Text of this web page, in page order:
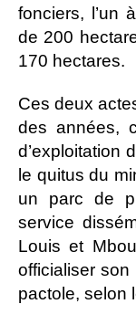
fonciers, l’un
de 200
170 hectares.
Ces deux
des années,
d’exploitation
le quitus du
un parc de
service
Louis et
officialiser
pactole, selon